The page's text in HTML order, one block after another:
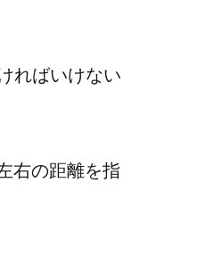
ればいけない
右の距離を指